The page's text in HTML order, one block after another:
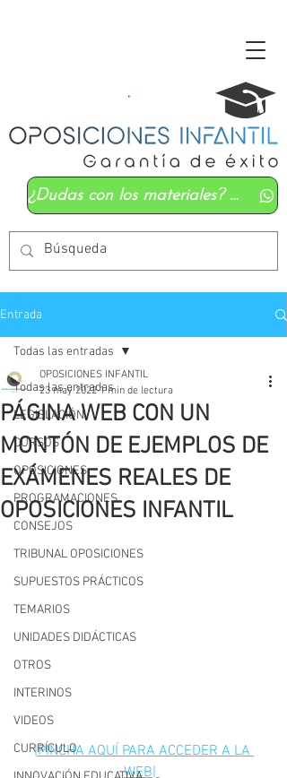
¿Dudas con los materiales? Mándanos un whatsapp
Entrada
Todas las entradas
LEGISLACIÓN
CURSOS
OPOSICIONES
PROGRAMACIONES
CONSEJOS
TRIBUNAL OPOSICIONES
SUPUESTOS PRÁCTICOS
TEMARIOS
UNIDADES DIDÁCTICAS
OTROS
INTERINOS
VIDEOS
CURRÍCULO
Todas las entradas
PÁGINA WEB CON UN
MONTÓN DE EJEMPLOS DE
EXÁMENES REALES DE
OPOSICIONES INFANTIL
OPOSICIONES INFANTIL
23 may 2022 1 min de lectura
|PINCHA AQUÍ PARA ACCEDER A LA
WEB|